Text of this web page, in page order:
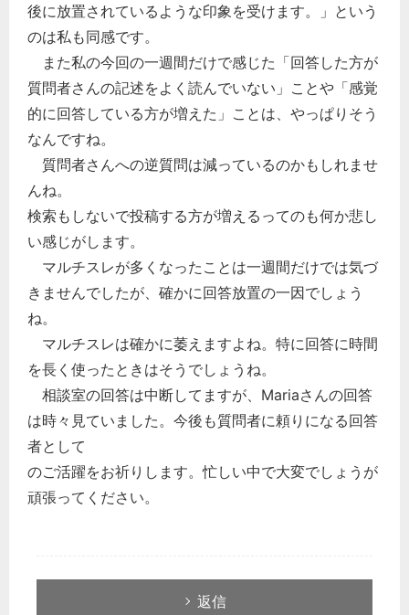
後に放置されているような印象を受けます。」という
のは私も同感です。
また私の今回の一週間だけで感じた「回答した方が
質問者さんの記述をよく読んでいない」ことや「感覚
的に回答している方が増えた」ことは、やっぱりそう
なんですね。
質問者さんへの逆質問は減っているのかもしれませ
んね。
検索もしないで投稿する方が増えるってのも何か悲し
い感じがします。
マルチスレが多くなったことは一週間だけでは気づ
きませんでしたが、確かに回答放置の一因でしょう
ね。
マルチスレは確かに萎えますよね。特に回答に時間
を長く使ったときはそうでしょうね。
相談室の回答は中断してますが、Mariaさんの回答
は時々見ていました。今後も質問者に頼りになる回答
者として
のご活躍をお祈りします。忙しい中で大変でしょうが
頑張ってください。
返信